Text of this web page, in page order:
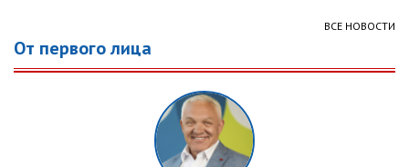
ВСЕ НОВОСТИ
От первого лица